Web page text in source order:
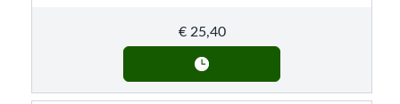
€25,40